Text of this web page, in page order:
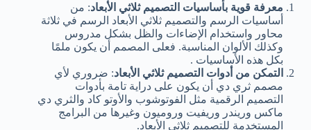
معرفة قوية بأساسيات التصميم ثلاثي الأبعاد: من
أساسيات الرسم والتصميم ثلاثي الأبعاد الرسم في ثلاثة
محاور واستخدام الإضاءات والظل بشكل مدروس
وكذلك الألوان المناسبة. فعلى المصمم أن يكون ملمًا
بكل هذه الأساسيات .
التمكن من أدوات التصميم ثلاثي الأبعاد: ضروري لأي
مصمم ثري دي أن يكون على دراية تامة بأدوات
التصميم الرقمية مثل الفوتوشوب والأوتو كاد والثري دي
ماكس وريندر وريفيت وروميون وغيرها من البرامج
المستخدمة للتصميم ثلاثي الأبعاد.